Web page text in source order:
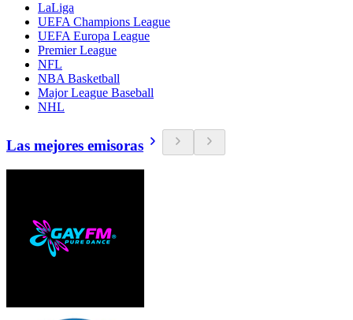
LaLiga
UEFA Champions League
UEFA Europa League
Premier League
NFL
NBA Basketball
Major League Baseball
NHL
Las mejores emisoras